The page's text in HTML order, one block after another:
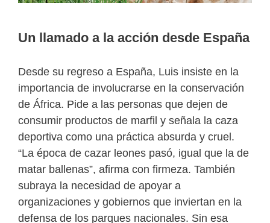
Un llamado a la acción desde España
Desde su regreso a España, Luis insiste en la
importancia de involucrarse en la conservación
de África. Pide a las personas que dejen de
consumir productos de marfil y señala la caza
deportiva como una práctica absurda y cruel.
“La época de cazar leones pasó, igual que la de
matar ballenas”, afirma con firmeza. También
subraya la necesidad de apoyar a
organizaciones y gobiernos que inviertan en la
defensa de los parques nacionales. Sin esa